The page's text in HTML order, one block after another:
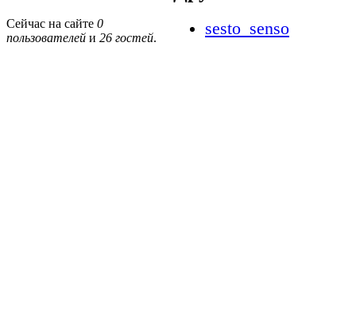
Сейчас на сайте 0
пользователей и 26 гостей. sesto_senso